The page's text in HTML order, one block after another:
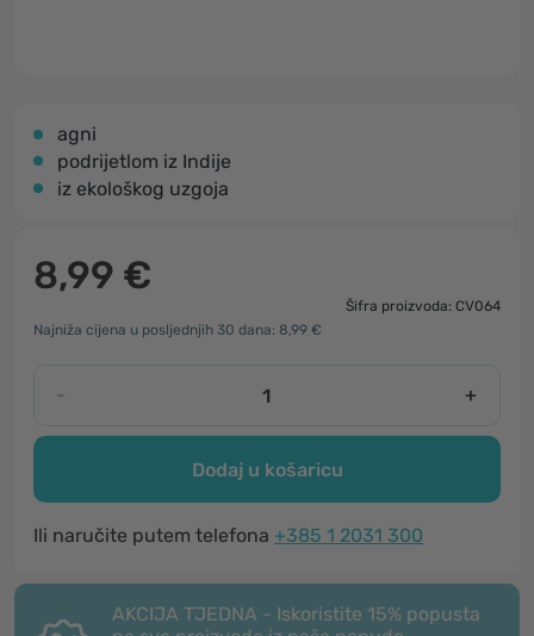
agni
podrijetlom iz Indije
iz ekološkog uzgoja
8,99 €
Šifra proizvoda: CV064
Najniža cijena u posljednjih 30 dana: 8,99 €
- +
Dodaj u košaricu
Ili naručite putem telefona +385 1 2031 300
AKCIJA TJEDNA - Iskoristite 15% popusta